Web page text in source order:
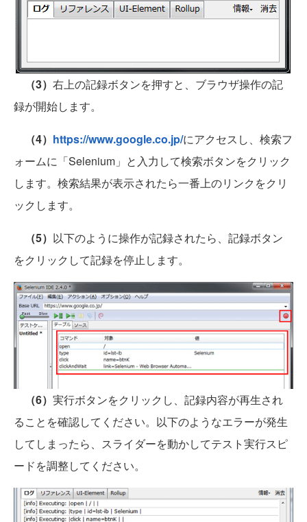
（3） 右上の記録ボタンを押すと、ブラウザ操作の記
録が開始します。
（4） https://www.google.co.jp/にアクセスし、検索フ
ォームに「Selenium」と入力して検索ボタンをクリック
します。検索結果が表示されたら一番上のリンクをクリ
ックします。
（5） 以下のように操作が記録されたら、記録ボタン
をクリックして記録を停止します。
（6） 実行ボタンをクリックし、記録内容が再生され
ることを確認してください。以下のようなエラーが発生
してしまったら、スライダーを動かしてテスト実行スピ
ードを調整してください。